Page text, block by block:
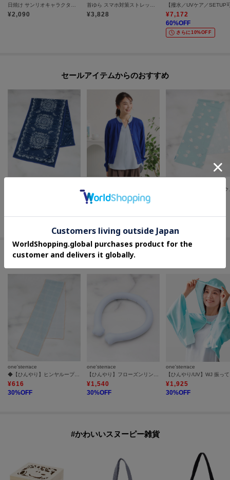
¥2,090 ¥3,828 ¥7,172
60%OFF
さらに10%OFF
セールアイテムからのおすすめ
¥1,980
さらに5%OFF
◆【
#自宅で手軽にセルフケア
one'sterrace
¥616
30%OFF
one'sterrace
¥1,540
30%OFF
one'sterrace
¥1,925
30%OFF
#かわいいスヌーピー雑貨